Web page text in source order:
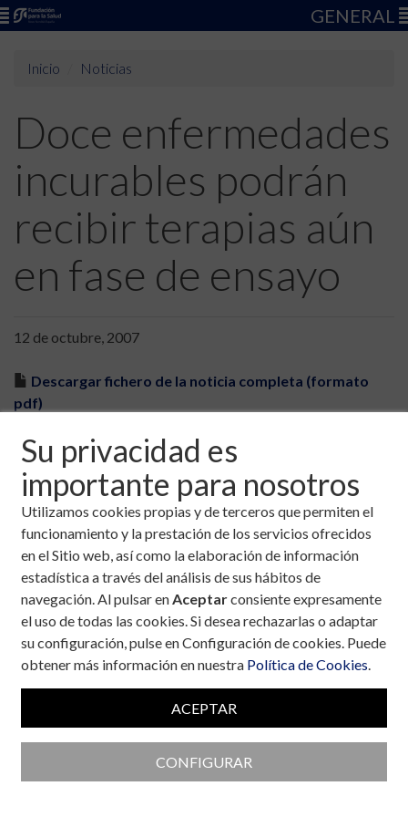
Su privacidad es
importante para nosotros
Utilizamos cookies propias y de terceros que permiten el
funcionamiento y la prestación de los servicios ofrecidos
en el Sitio web, así como la elaboración de información
estadística a través del análisis de sus hábitos de
navegación. Al pulsar enAceptarconsiente expresamente
el uso de todas las cookies. Si desea rechazarlas o adaptar
su configuración, pulse en Configuración de cookies. Puede
obtener más información en nuestra Política de Cookies.
ACEPTAR
CONFIGURAR
GENERAL
Inicio Noticias
Doce enfermedades
incurables podrán
recibir terapias aún
en fase de ensayo
12 de octubre, 2007
Descargar fichero de la noticia completa (formato
pdf)
Colaboran con la Fundación